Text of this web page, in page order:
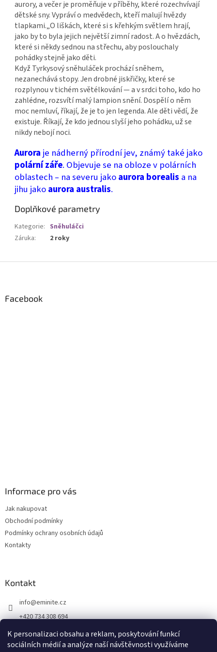
K personalizaci obsahu a reklam, poskytování funkcí
sociálních médií a analýze naší návštěvnosti využíváme
aurory, a večer je proměňuje v příběhy, které rozechvívají
dětské sny. Vypráví o medvědech, kteří malují hvězdy
tlapkami.„O liškách, které si s křehkým světlem hrají,
jako by to byla jejich největší zimní radost. A o hvězdách,
které si někdy sednou na střechu, aby poslouchaly
pohádky stejně jako děti.
Když Tyrkysový sněhuláček prochází sněhem,
nezanechává stopy. Jen drobné jiskřičky, které se
rozplynou v tichém světélkování — a v srdci toho, kdo ho
zahlédne, rozsvítí malý lampion snění. Dospělí o něm
moc nemluví, říkají, že je to jen legenda. Ale děti vědí, že
existuje. Říkají, že kdo jednou slyší jeho pohádku, už se
nikdy nebojí noci.
Aurora je nádherný přírodní jev, známý také jako
polární záře. Objevuje se na obloze v polárních
oblastech – na severu jakoaurora borealis a na
jihu jakoaurora australis.
Doplňkové parametry
Kategorie: Sněhuláčci
Záruka: 2 roky
Facebook
Informace pro vás
Jak nakupovat
Obchodní podmínky
Podmínky ochrany osobních údajů
Kontakty
Kontakt
info@eminite.cz
+420 734 308 694
Eminite.cz